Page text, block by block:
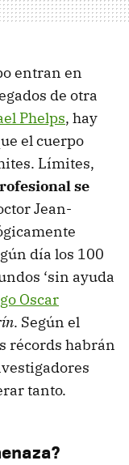
entran en
de otra
Phelps, hay
el cuerpo
Límites,
se
Jean-
día los 100
‘sin ayuda
Oscar
. Según el
récords habrán
tanto.